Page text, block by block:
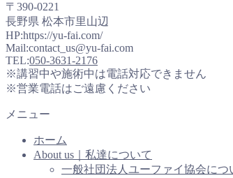
〒390-0221
長野県 松本市里山辺
HP:https://yu-fai.com/
Mail:contact_us@yu-fai.com
TEL:050-3631-2176
※講習中や施術中は電話対応できません
※営業電話はご遠慮ください
メニュー
ホーム
About us｜私達について
一般社団法人ユーファイ協会につ